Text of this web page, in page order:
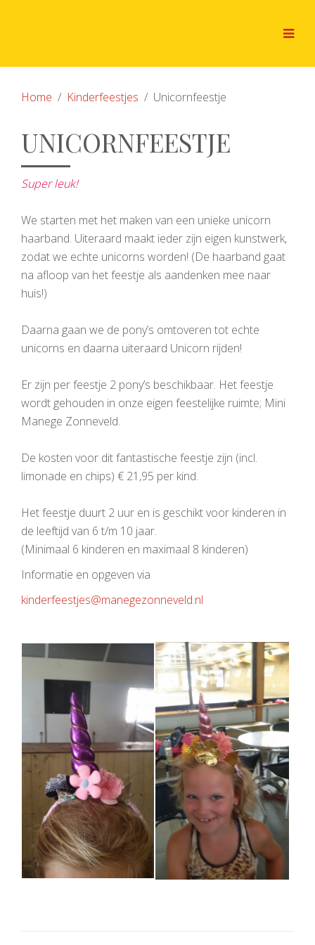
Home Kinderfeestjes Unicornfeestje
UNICORNFEESTJE
Super leuk!
We starten met het maken van een unieke unicorn
haarband. Uiteraard maakt ieder zijn eigen kunstwerk,
zodat we echte unicorns worden! (De haarband gaat
na afloop van het feestje als aandenken mee naar
huis!)
Daarna gaan we de pony’s omtoveren tot echte
unicorns en daarna uiteraard Unicorn rijden!
Er zijn per feestje 2 pony’s beschikbaar. Het feestje
wordt gehouden in onze eigen feestelijke ruimte; Mini
Manege Zonneveld.
De kosten voor dit fantastische feestje zijn (incl.
limonade en chips) € 21,95 per kind.
Het feestje duurt 2 uur en is geschikt voor kinderen in
de leeftijd van 6 t/m 10 jaar.
(Minimaal 6 kinderen en maximaal 8 kinderen)
Informatie en opgeven via
kinderfeestjes@manegezonneveld.nl